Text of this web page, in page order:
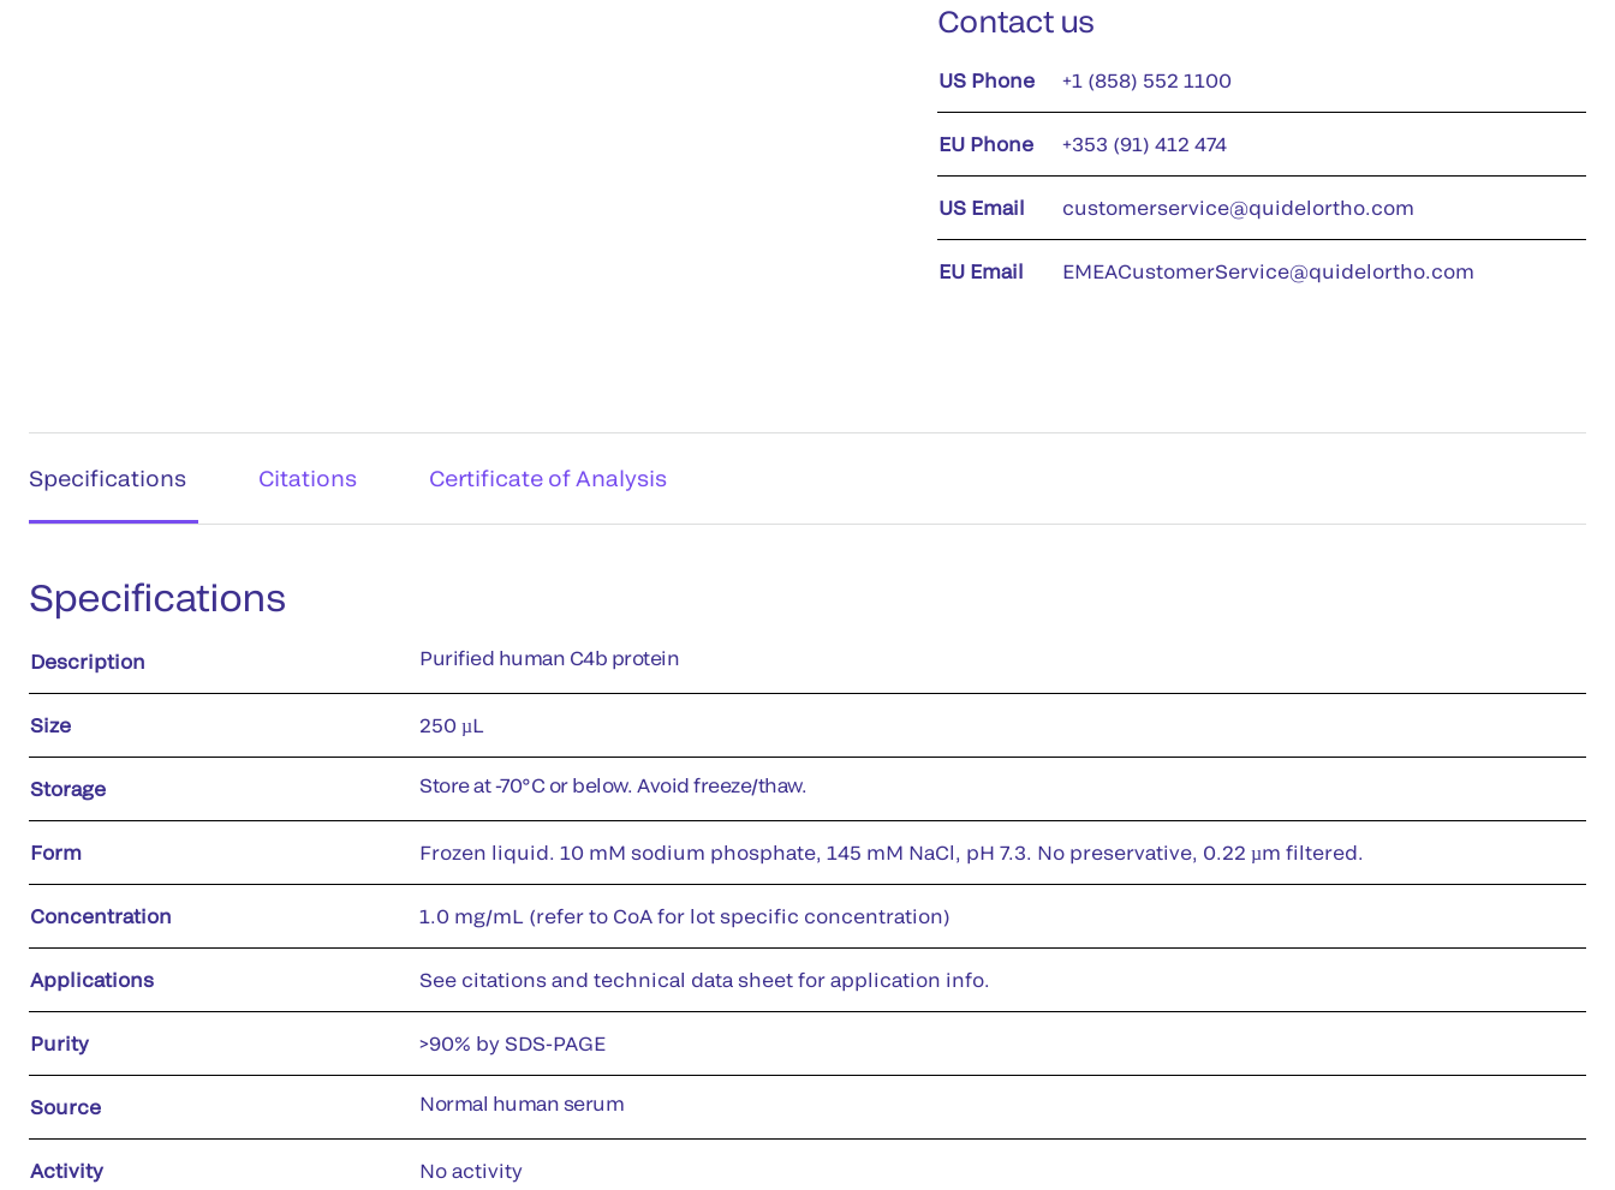
Contact us
US Phone +1 (858) 552 1100
EU Phone +353 (91) 412 474
US Email customerservice@quidelortho.com
EU Email EMEACustomerService@quidelortho.com
Specifications Citations Certificate of Analysis
Specifications
Description Purified human C4b protein
Size 250 µL
Storage Store at -70°C or below. Avoid freeze/thaw.
Form Frozen liquid. 10 mM sodium phosphate, 145 mM NaCl, pH 7.3. No preservative, 0.22 µm filtered.
Concentration 1.0 mg/mL (refer to CoA for lot specific concentration)
Applications See citations and technical data sheet for application info.
Purity >90% by SDS-PAGE
Source Normal human serum
Activity No activity